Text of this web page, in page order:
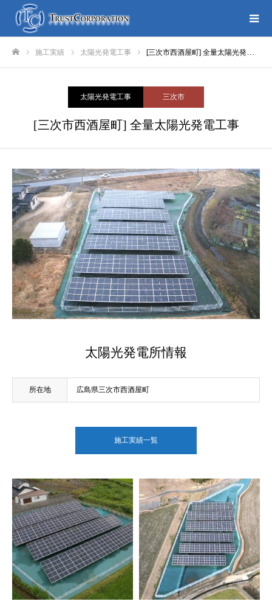
施工実績 太陽光発電工事 [三次市西酒屋町] 全量太陽光発電工事
太陽光発電工事 三次市
[三次市西酒屋町] 全量太陽光発電工事
太陽光発電所情報
所在地 広島県三次市西酒屋町
施工実績一覧